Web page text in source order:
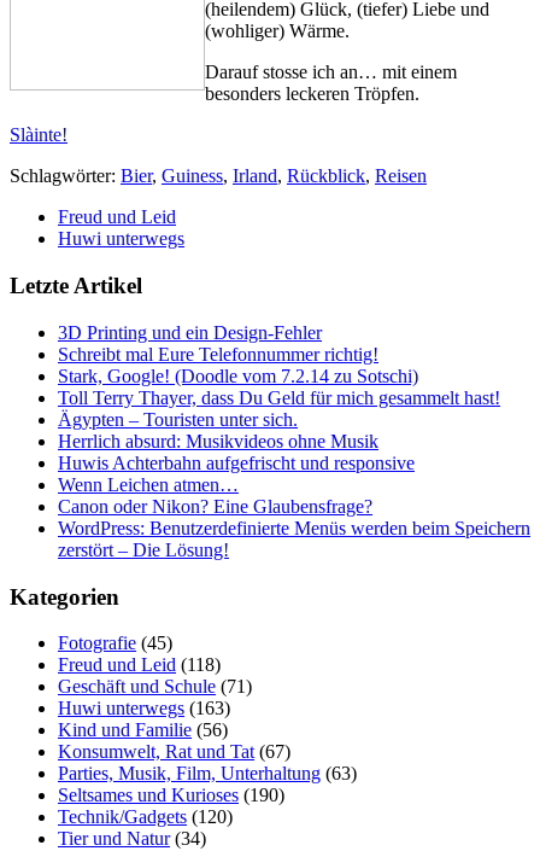
(heilendem) Glück, (tiefer) Liebe und
(wohliger) Wärme.
Darauf stosse ich an… mit einem
besonders leckeren Tröpfen.
Slàinte!
Schlagwörter: Bier, Guiness, Irland, Rückblick, Reisen
Freud und Leid
Huwi unterwegs
Letzte Artikel
3D Printing und ein Design-Fehler
Schreibt mal Eure Telefonnummer richtig!
Stark, Google! (Doodle vom 7.2.14 zu Sotschi)
Toll Terry Thayer, dass Du Geld für mich gesammelt hast!
Ägypten – Touristen unter sich.
Herrlich absurd: Musikvideos ohne Musik
Huwis Achterbahn aufgefrischt und responsive
Wenn Leichen atmen…
Canon oder Nikon? Eine Glaubensfrage?
WordPress: Benutzerdefinierte Menüs werden beim Speichern
zerstört – Die Lösung!
Kategorien
Fotografie (45)
Freud und Leid (118)
Geschäft und Schule (71)
Huwi unterwegs (163)
Kind und Familie (56)
Konsumwelt, Rat und Tat (67)
Parties, Musik, Film, Unterhaltung (63)
Seltsames und Kurioses (190)
Technik/Gadgets (120)
Tier und Natur(34)